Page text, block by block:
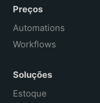
Preços
Automations
Workflows
Soluções
Estoque